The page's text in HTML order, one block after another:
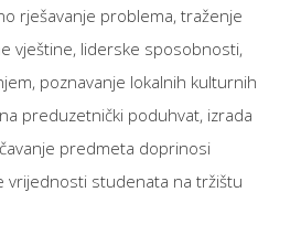
rješavanje problema, traženje
vještine, liderske sposobnosti,
poznavanje lokalnih kulturnih
preduzetnički poduhvat, izrada
predmeta doprinosi
vrijednosti studenata na tržištu